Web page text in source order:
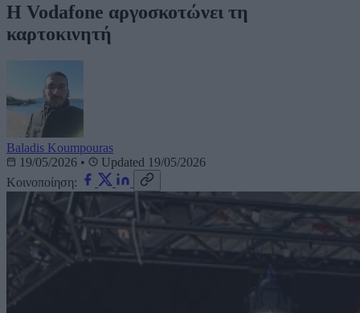
Η Vodafone αργοσκοτώνει τη
καρτοκινητή
Baladis Koumpouras
19/05/2026 •
Updated 19/05/2026
Κοινοποίηση: